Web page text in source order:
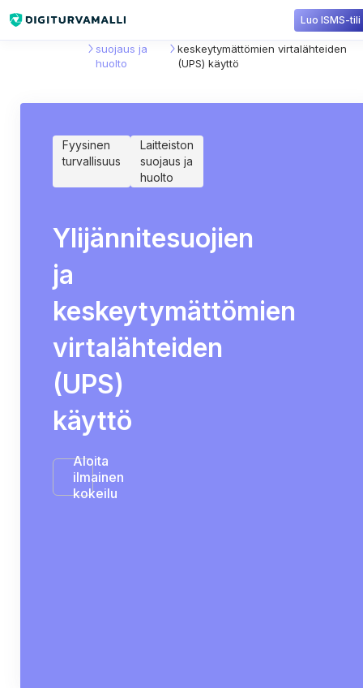
Luo ISMS-tili
suojaus ja
huolto
keskeytymättömien virtalähteiden
(UPS) käyttö
Fyysinen
turvallisuus
Laitteiston
suojaus ja
huolto
Ylijännitesuojien
ja
keskeytymättömien
virtalähteiden
(UPS)
käyttö
Aloita
ilmainen
kokeilu